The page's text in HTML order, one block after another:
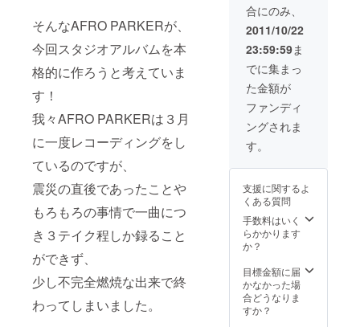
そんなAFRO PARKERが、
今回スタジオアルバムを本
格的に作ろうと考えていま
す！
我々AFRO PARKERは３月
に一度レコーディングをし
ているのですが、
震災の直後であったことや
もろもろの事情で一曲につ
き３テイク程しか録ること
ができず、
少し不完全燃焼な出来で終
わってしまいました。
合にのみ、
2011/10/22
23:59:59ま
でに集まっ
た金額が
ファンディ
ングされま
す。
支援に関するよ
くある質問
手数料はいく
らかかります
か？
目標金額に届
かなかった場
合どうなりま
すか？